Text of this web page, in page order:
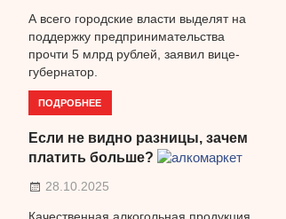
А всего городские власти выделят на
поддержку предпринимательства
прочти 5 млрд рублей, заявил вице-
губернатор.
ПОДРОБНЕЕ
Если не видно разницы, зачем
платить больше?
28.10.2025
Качественная алкогольная продукция